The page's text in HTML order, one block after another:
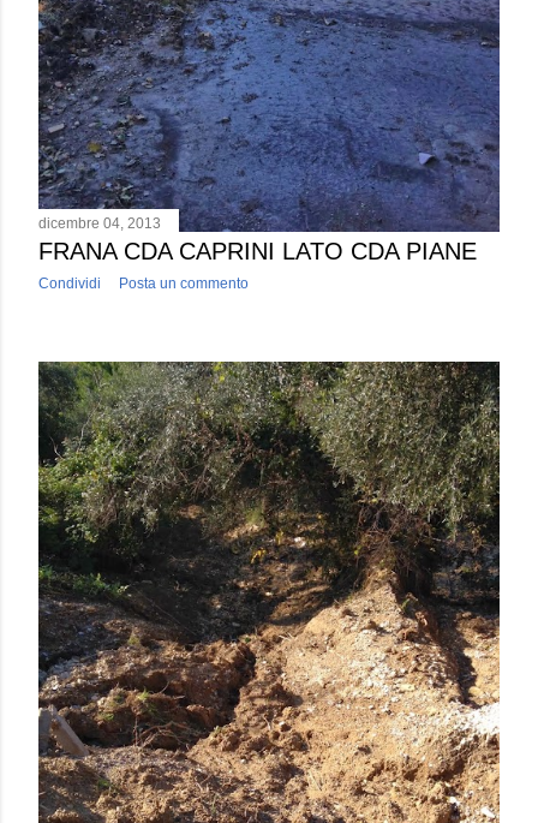
dicembre 04, 2013
FRANA CDA CAPRINI LATO CDA PIANE
Condividi Posta un commento